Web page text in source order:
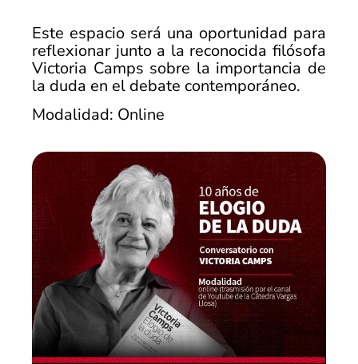
Este espacio será una oportunidad para
reflexionar junto a la reconocida filósofa
Victoria Camps sobre la importancia de
la duda en el debate contemporáneo.
Modalidad: Online